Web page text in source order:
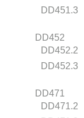
DD451.3
DD452
DD452.2
DD452.3
DD471
DD471.2